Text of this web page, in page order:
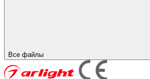
Все файлы